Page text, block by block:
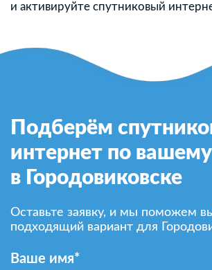
и активируйте спутниковый
Подберём
интернет по
в Городовиковске
Оставьте заявку, и мы поможем
подходящий вариант для
Ваше имя*